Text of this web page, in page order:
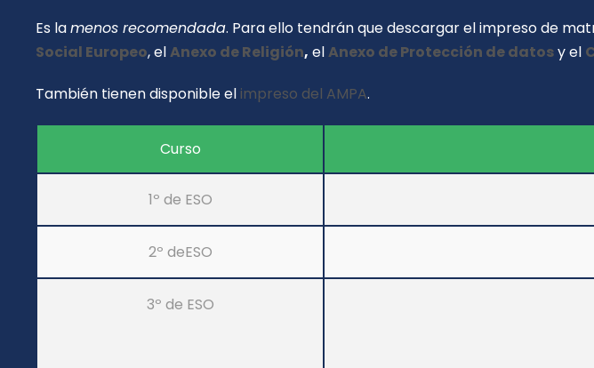
Es lamenos recomendada. Para ello tendrán que descargar el impreso de
Social Europeo, elAnexo de Religión, elAnexo de Protección de datosy el
También tienen disponible el impreso del AMPA.
Curso
1º de ESO
2º deESO
3º de ESO